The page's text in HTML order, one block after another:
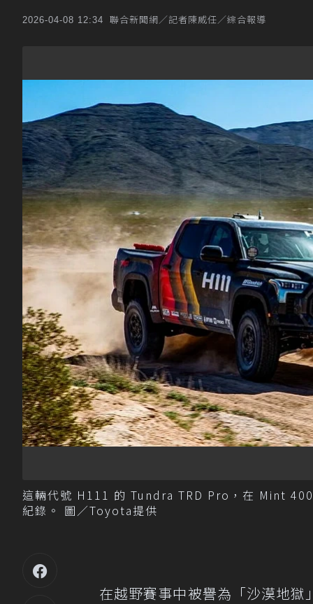
2026-04-08 12:34 聯合新聞網／記者陳威任／綜合報導
這輛代號 H111 的 Tundra TRD Pro，在 Mint
紀錄。 圖／Toyota提供
在越野賽事中被譽為「沙漠地